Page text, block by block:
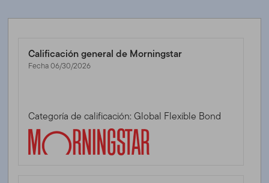
Calificación general de Morningstar
Fecha 06/30/2026
Categoría de calificación: Global Flexible Bond